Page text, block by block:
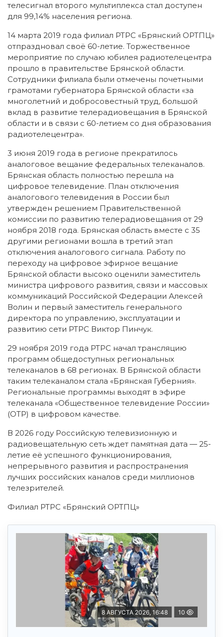
телесигнал второго мультиплекса стал доступен
для 99,14% населения региона.
14 марта 2019 года филиал РТРС «Брянский ОРТПЦ»
отпраздновал своё 60-летие. Торжественное
мероприятие по случаю юбилея радиотелецентра
прошло в правительстве Брянской области.
Сотрудники филиала были отмечены почетными
грамотами губернатора Брянской области «за
многолетний и добросовестный труд, большой
вклад в развитие телерадиовещания в Брянской
области и в связи с 60-летием со дня образования
радиотелецентра».
3 июня 2019 года в регионе прекратилось
аналоговое вещание федеральных телеканалов.
Брянская область полностью перешла на
цифровое телевидение. План отключения
аналогового телевидения в России был
утвержден решением Правительственной
комиссии по развитию телерадиовещания от 29
ноября 2018 года. Брянская область вместе с 35
другими регионами вошла в третий этап
отключения аналогового сигнала. Работу по
переходу на цифровое эфирное вещание
Брянской области высоко оценили заместитель
министра цифрового развития, связи и массовых
коммуникаций Российской Федерации Алексей
Волин и первый заместитель генерального
директора по управлению, эксплуатации и
развитию сети РТРС Виктор Пинчук.
29 ноября 2019 года РТРС начал трансляцию
программ общедоступных региональных
телеканалов в 68 регионах. В Брянской области
таким телеканалом стала «Брянская Губерния».
Региональные программы выходят в эфире
телеканала «Общественное телевидение России»
(ОТР) в цифровом качестве.
В 2026 году Российскую телевизионную и
радиовещательную сеть ждет памятная дата — 25-
летие её успешного функционирования,
непрерывного развития и распространения
лучших российских каналов среди миллионов
телезрителей.
Филиал РТРС «Брянский ОРТПЦ»
8 АВГУСТА 2026, 16:48 10